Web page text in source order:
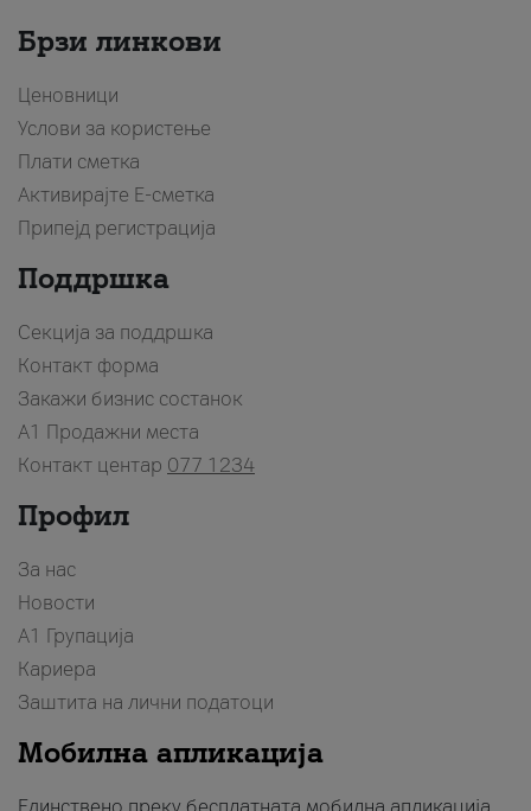
Брзи линкови
Ценовници
Услови за користење
Плати сметка
Активирајте Е-сметка
Припејд регистрација
Поддршка
Секција за поддршка
Контакт форма
Закажи бизнис состанок
A1 Продажни места
Контакт центар 077 1234
Профил
За нас
Новости
А1 Групација
Кариера
Заштита на лични податоци
Мобилна апликација